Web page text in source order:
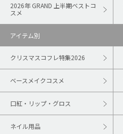
2026年 GRAND 上半期ベストコ
スメ
アイテム別
クリスマスコフレ特集2026
ベースメイクコスメ
口紅・リップ・グロス
ネイル用品